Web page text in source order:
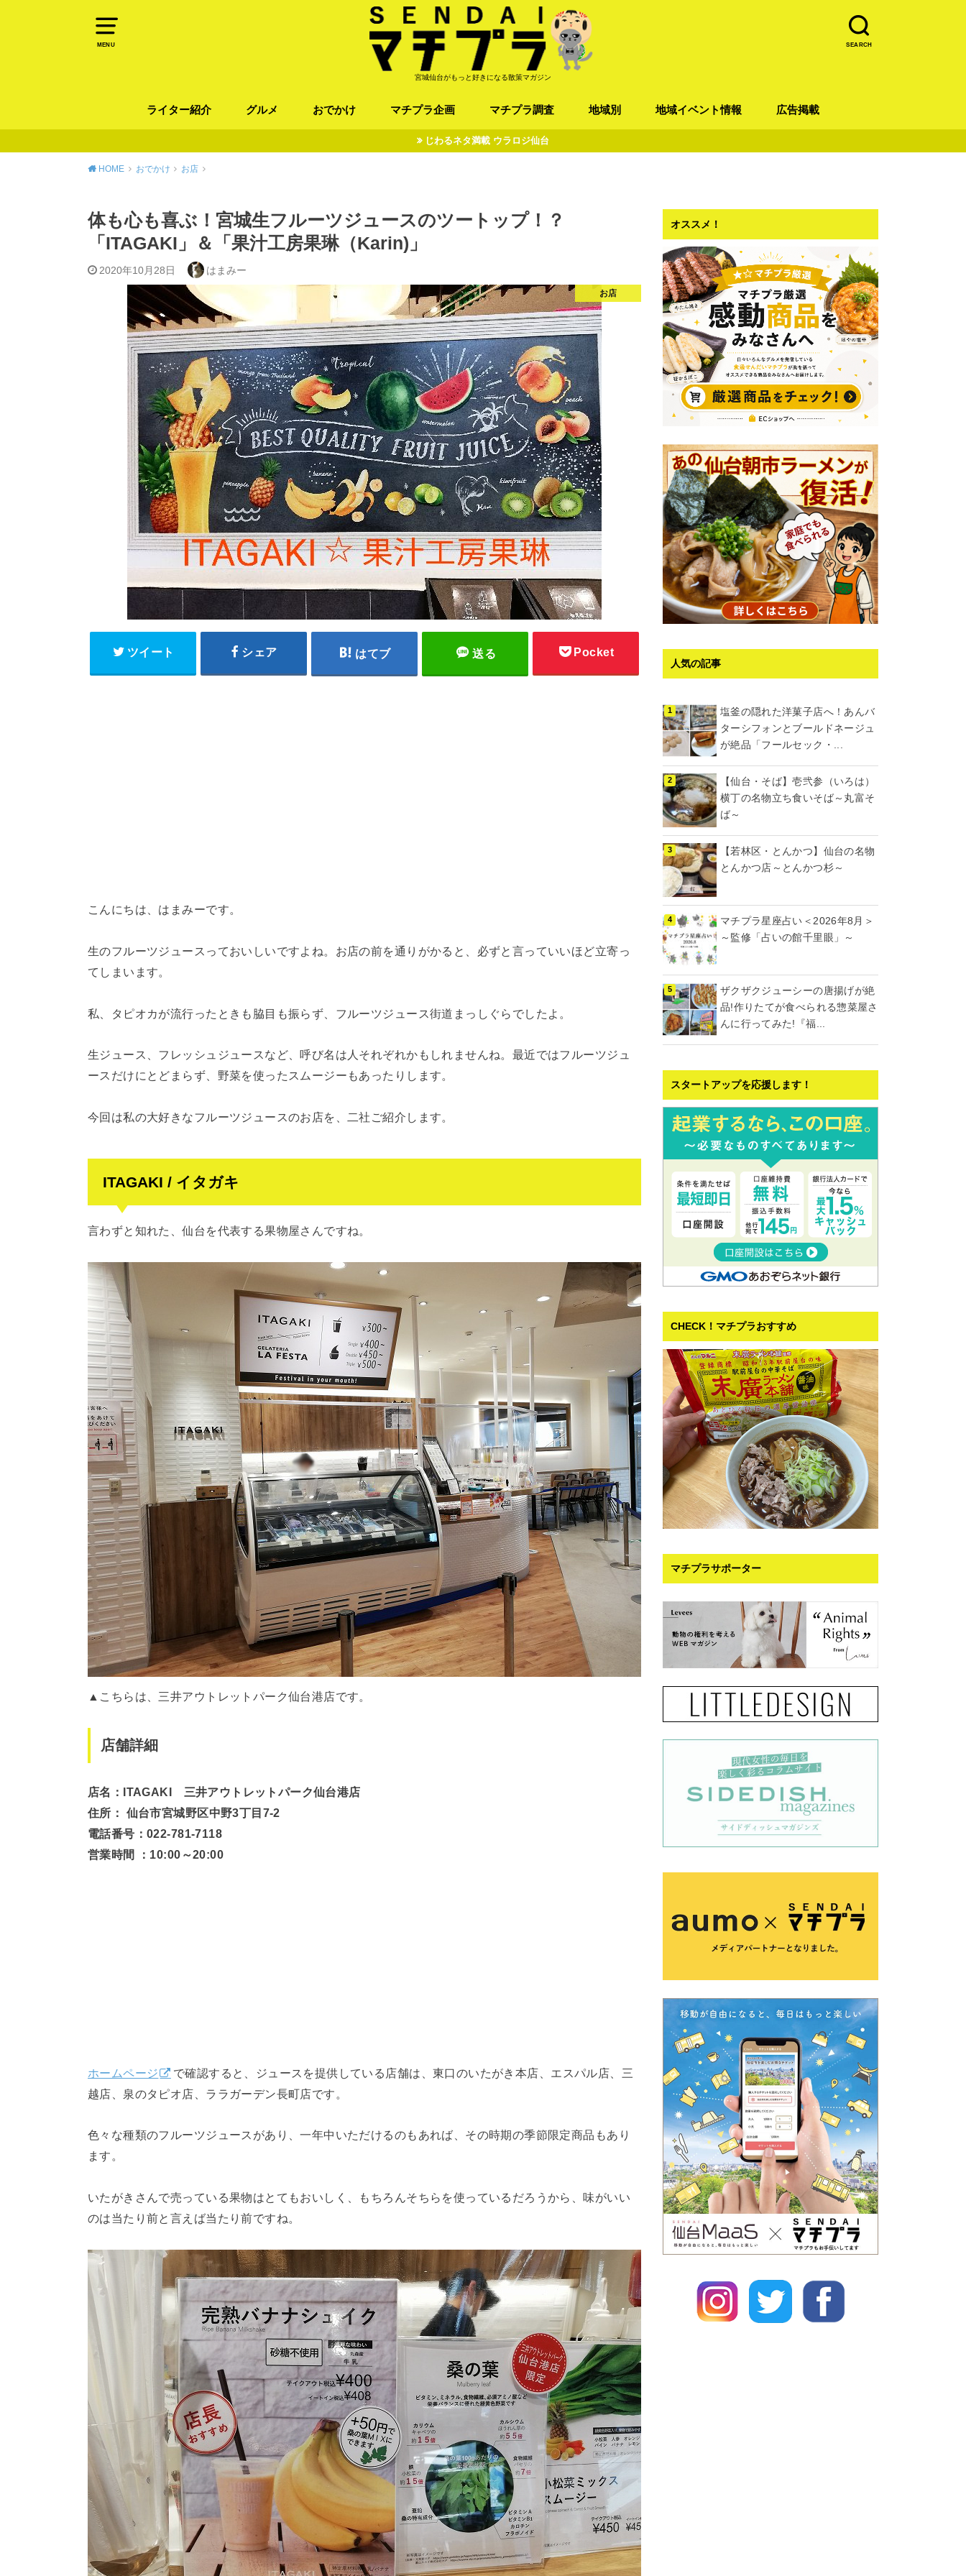
MENU SEARCH
宮城仙台がもっと好きになる散策マガジン
ライター紹介 グルメ おでかけ マチプラ企画
オトアルキ
マチプラ企業訪問
ファッション
ブラミヤギ
マチプラ漫画
マチプラ小説
マチプラ調査
歴史
地域別 地域イベント情報 広告掲載
じわるネタ満載 ウラロジ仙台
HOME おでかけ お店
体も心も喜ぶ！宮城生フルーツジュースのツートップ！？
「ITAGAKI」＆「果汁工房果琳（Karin)」
2020年10月28日 はまみー
お店
ツイート シェア はてブ 送る Pocket
こんにちは、はまみーです。
生のフルーツジュースっておいしいですよね。お店の前を通りがかると、必ずと言っていいほど立寄っ
てしまいます。
私、タピオカが流行ったときも脇目も振らず、フルーツジュース街道まっしぐらでしたよ。
生ジュース、フレッシュジュースなど、呼び名は人それぞれかもしれませんね。最近ではフルーツジュ
ースだけにとどまらず、野菜を使ったスムージーもあったりします。
今回は私の大好きなフルーツジュースのお店を、二社ご紹介します。
ITAGAKI / イタガキ
言わずと知れた、仙台を代表する果物屋さんですね。
▲こちらは、三井アウトレットパーク仙台港店です。
店舗詳細
店名：ITAGAKI 三井アウトレットパーク仙台港店
住所： 仙台市宮城野区中野3丁目7-2
電話番号：022-781-7118
営業時間 ：10:00～20:00
ホームページ
で確認すると、ジュースを提供している店舗は、東口のいたがき本店、エスパル店、三
越店、泉のタピオ店、ララガーデン長町店です。
色々な種類のフルーツジュースがあり、一年中いただけるのもあれば、その時期の季節限定商品もあり
ます。
いたがきさんで売っている果物はとてもおいしく、もちろんそちらを使っているだろうから、味がいい
のは当たり前と言えば当たり前ですね。
オススメ！
人気の記事
塩釜の隠れた洋菓子店へ！あんバ
ターシフォンとブールドネージュ
が絶品「フールセック・...
【仙台・そば】壱弐参（いろは）
横丁の名物立ち食いそば～丸富そ
ば～
【若林区・とんかつ】仙台の名物
とんかつ店～とんかつ杉～
マチプラ星座占い＜2026年8月＞
～監修「占いの館千里眼」～
ザクザクジューシーの唐揚げが絶
品!作りたてが食べられる惣菜屋さ
んに行ってみた!『福...
スタートアップを応援します！
CHECK！マチプラおすすめ
マチプラサポーター